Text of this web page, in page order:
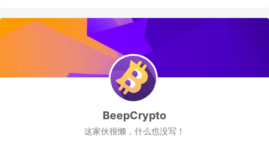
BeepCrypto
这家伙很懒，什么也没写！